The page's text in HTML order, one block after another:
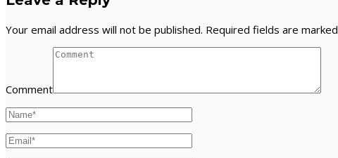
Your email address will not be published. Required fields are marked
Comment